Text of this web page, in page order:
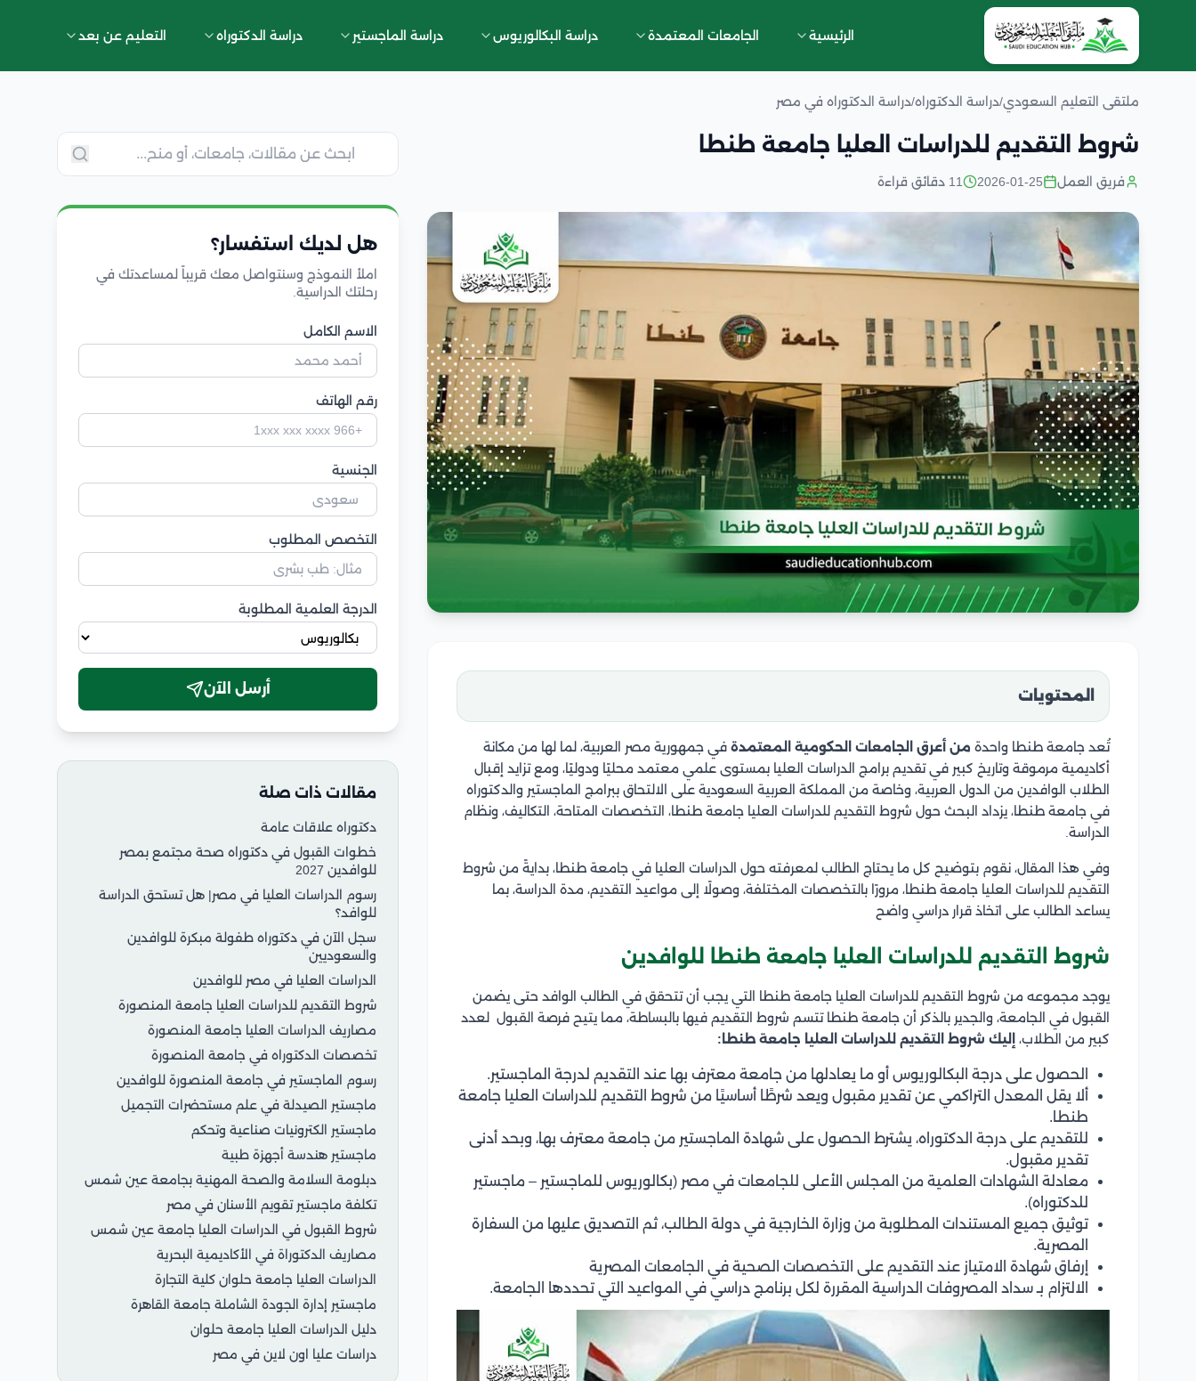
الرئيسية الجامعات المعتمدة دراسة البكالوريوس دراسة الماجستير دراسة الدكتوراه التعليم عن بعد
ملتقى التعليم السعودي/دراسة الدكتوراه/دراسة الدكتوراه في مصر
شروط التقديم للدراسات العليا جامعة طنطا
فريق العمل 2026-01-25 11 دقائق قراءة
المحتويات
تُعد جامعة طنطا واحدة من أعرق الجامعات الحكومية المعتمدة في جمهورية مصر العربية، لما لها من مكانة
أكاديمية مرموقة وتاريخ كبير في تقديم برامج الدراسات العليا بمستوى علمي معتمد محليًا ودوليًا، ومع تزايد إقبال
الطلاب الوافدين من الدول العربية، وخاصة من المملكة العربية السعودية على الالتحاق ببرامج الماجستير والدكتوراه
في جامعة طنطا، يزداد البحث حول شروط التقديم للدراسات العليا جامعة طنطا، التخصصات المتاحة، التكاليف، ونظام
الدراسة.
وفي هذا المقال، نقوم بتوضيح كل ما يحتاج الطالب لمعرفته حول الدراسات العليا في جامعة طنطا، بدايةً من شروط
التقديم للدراسات العليا جامعة طنطا، مرورًا بالتخصصات المختلفة، وصولًا إلى مواعيد التقديم، مدة الدراسة، بما
يساعد الطالب على اتخاذ قرار دراسي واضح
شروط التقديم للدراسات العليا جامعة طنطا للوافدين
يوجد مجموعه من شروط التقديم للدراسات العليا جامعة طنطا التي يجب أن تتحقق في الطالب الوافد حتى يضمن
القبول في الجامعة، والجدير بالذكر أن جامعة طنطا تتسم شروط التقديم فيها بالبساطة، مما يتيح فرصة القبول لعدد
كبير من الطلاب، إليك شروط التقديم للدراسات العليا جامعة طنطا:
الحصول على درجة البكالوريوس أو ما يعادلها من جامعة معترف بها عند التقديم لدرجة الماجستير.
ألا يقل المعدل التراكمي عن تقدير مقبول ويعد شرطًا أساسيًا من شروط التقديم للدراسات العليا جامعة
طنطا.
للتقديم على درجة الدكتوراه، يشترط الحصول على شهادة الماجستير من جامعة معترف بها، وبحد أدنى
تقدير مقبول.
معادلة الشهادات العلمية من المجلس الأعلى للجامعات في مصر (بكالوريوس للماجستير – ماجستير
للدكتوراه).
توثيق جميع المستندات المطلوبة من وزارة الخارجية في دولة الطالب، ثم التصديق عليها من السفارة
المصرية.
إرفاق شهادة الامتياز عند التقديم على التخصصات الصحية في الجامعات المصرية
الالتزام بـ سداد المصروفات الدراسية المقررة لكل برنامج دراسي في المواعيد التي تحددها الجامعة.
هل لديك استفسار؟
املأ النموذج وسنتواصل معك قريباً لمساعدتك في
رحلتك الدراسية.
الاسم الكامل
رقم الهاتف
الجنسية
التخصص المطلوب
الدرجة العلمية المطلوبة
أرسل الآن
مقالات ذات صلة
دكتوراه علاقات عامة
خطوات القبول في دكتوراه صحة مجتمع بمصر
للوافدين 2027
رسوم الدراسات العليا في مصر| هل تستحق الدراسة
للوافد؟
سجل الآن في دكتوراه طفولة مبكرة للوافدين
والسعوديين
الدراسات العليا في مصر للوافدين
شروط التقديم للدراسات العليا جامعة المنصورة
مصاريف الدراسات العليا جامعة المنصورة
تخصصات الدكتوراه في جامعة المنصورة
رسوم الماجستير في جامعة المنصورة للوافدين
ماجستير الصيدلة في علم مستحضرات التجميل
ماجستير الكترونيات صناعية وتحكم
ماجستير هندسة أجهزة طبية
دبلومة السلامة والصحة المهنية بجامعة عين شمس
تكلفة ماجستير تقويم الأسنان في مصر
شروط القبول في الدراسات العليا جامعة عين شمس
مصاريف الدكتوراة في الأكاديمية البحرية
الدراسات العليا جامعة حلوان كلية التجارة
ماجستير إدارة الجودة الشاملة جامعة القاهرة
دليل الدراسات العليا جامعة حلوان
دراسات عليا اون لاين في مصر